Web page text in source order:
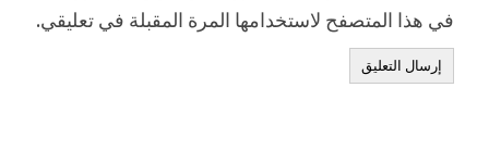
في هذا المتصفح لاستخدامها المرة المقبلة في تعليقي.